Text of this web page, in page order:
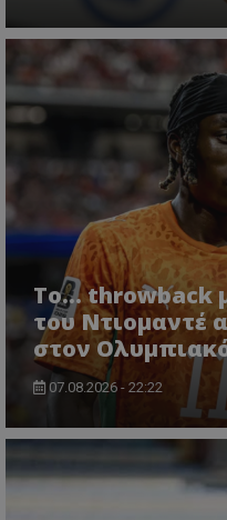
Το... throwback
του Ντιομαντέ
στον
07.08.2026 - 22:22